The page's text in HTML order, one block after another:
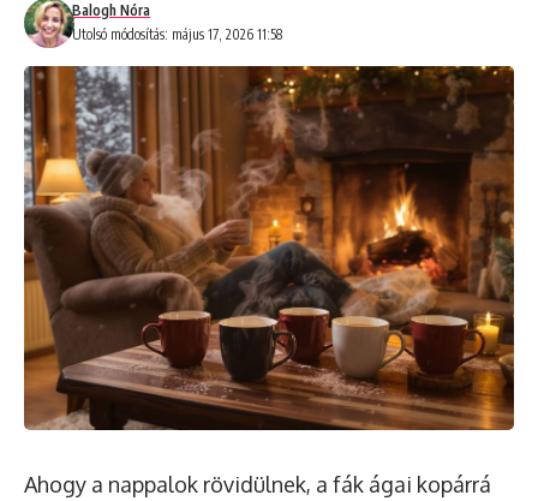
Utolsó módosítás: május 17, 2026 11:58
Balogh Nóra
Ahogy a nappalok rövidülnek, a fák ágai kopárrá